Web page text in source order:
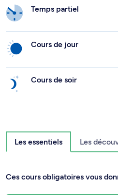
Temps partiel
Cours de jour
Cours de soir
Les essentiels Les
Ces cours obligatoires vous